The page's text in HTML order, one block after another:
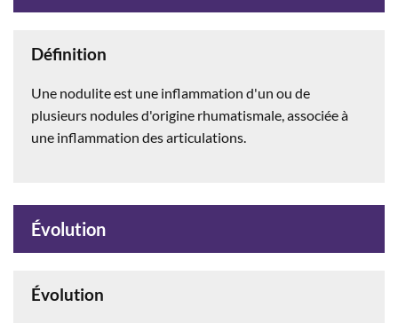
Définition
Une nodulite est une inflammation d'un ou de
plusieurs nodulesd'origine rhumatismale, associée à
une inflammation des articulations.
Évolution
Évolution